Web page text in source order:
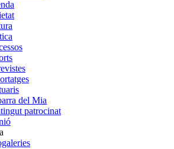
del Mia
patrocinat